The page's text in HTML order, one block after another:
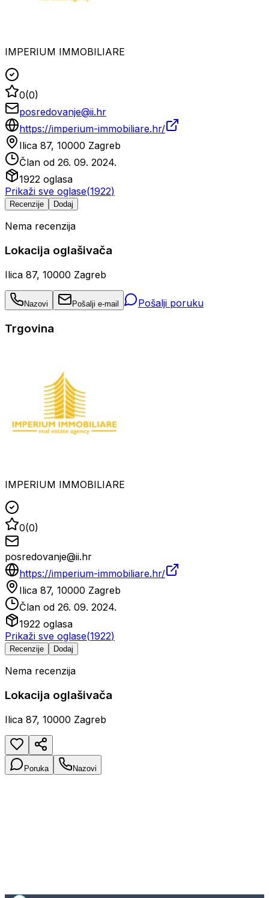
IMPERIUM IMMOBILIARE
0(0)
posredovanje@ii.hr
https://imperium-immobiliare.hr/
Ilica 87, 10000 Zagreb
Član od 26. 09. 2024.
1922 oglasa
Prikaži sve oglase(1922)
Recenzije Dodaj
Nema recenzija
Lokacija oglašivača
Ilica 87, 10000 Zagreb
Nazovi Pošalji e-mail Pošalji poruku
Trgovina
IMPERIUM IMMOBILIARE
0(0)
posredovanje@ii.hr
https://imperium-immobiliare.hr/
Ilica 87, 10000 Zagreb
Član od 26. 09. 2024.
1922 oglasa
Prikaži sve oglase(1922)
Recenzije Dodaj
Nema recenzija
Lokacija oglašivača
Ilica 87, 10000 Zagreb
Poruka Nazovi